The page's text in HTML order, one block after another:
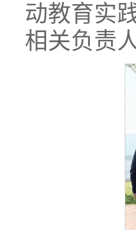
动教育实
相关负责